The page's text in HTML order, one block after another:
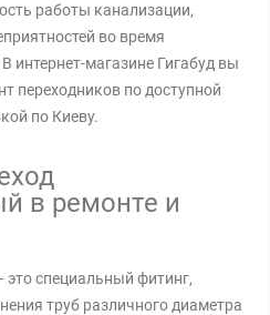
работы канализации,
во время
интернет-магазине Гигабуд вы
переходников по доступной
по Киеву.
в ремонте и
специальный фитинг,
труб различного диаметра